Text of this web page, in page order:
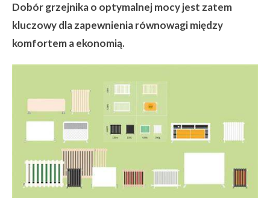
Dobór grzejnika o optymalnej mocy jest zatem
kluczowy dla zapewnienia równowagi między
komfortem a ekonomią.